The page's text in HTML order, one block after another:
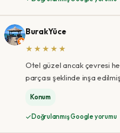
Burak Yüce
★★★★★
Otel güzel ancak çevresi
parçası şeklinde inşa
Konum
Doğrulanmış Google yorumu